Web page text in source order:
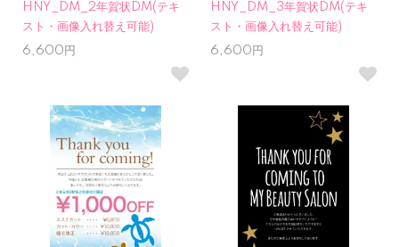
HNY_DM_2年賀状DM(テキ
スト・画像入れ替え可能)
6,600円
HNY_DM_3年賀状DM(テキ
スト・画像入れ替え可能)
6,600円